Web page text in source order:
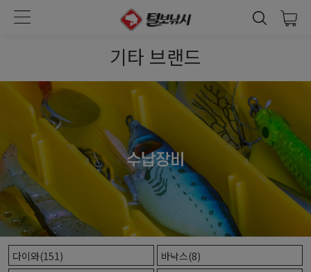
기타 브랜드
다이와(151)
바낙스(8)